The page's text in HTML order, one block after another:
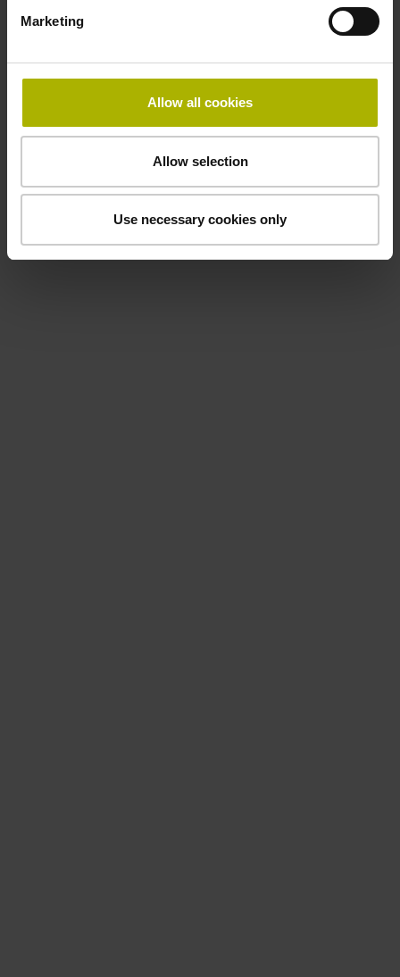
Marketing
Allow all cookies
Allow selection
Use necessary cookies only